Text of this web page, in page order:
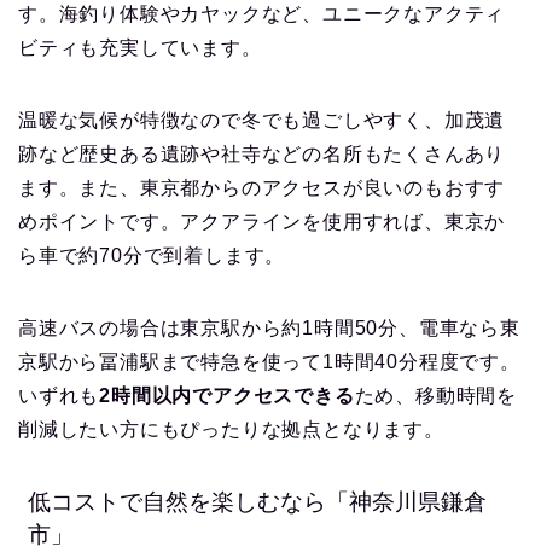
す。海釣り体験やカヤックなど、ユニークなアクティ
ビティも充実しています。
温暖な気候が特徴なので冬でも過ごしやすく、加茂遺
跡など歴史ある遺跡や社寺などの名所もたくさんあり
ます。また、東京都からのアクセスが良いのもおすす
めポイントです。アクアラインを使用すれば、東京か
ら車で約70分で到着します。
高速バスの場合は東京駅から約1時間50分、電車なら東
京駅から冨浦駅まで特急を使って1時間40分程度です。
いずれも2時間以内でアクセスできるため、移動時間を
削減したい方にもぴったりな拠点となります。
低コストで自然を楽しむなら「神奈川県鎌倉
市」